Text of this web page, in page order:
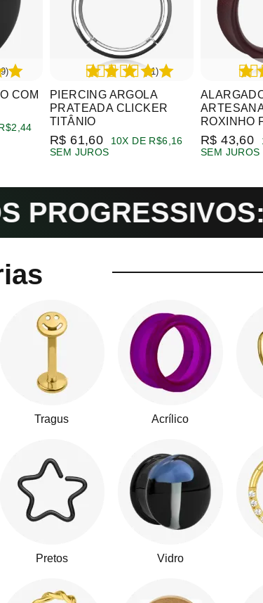
COM
PIERCING ARGOLA
PRATEADA CLICKER
TITÂNIO
(11)
R$ 61,60
10X DE R$6,16
SEM JUROS
ROXINHO
R$ 43,60
SEM JUROS
Tragus Acrílico
Pretos Vidro